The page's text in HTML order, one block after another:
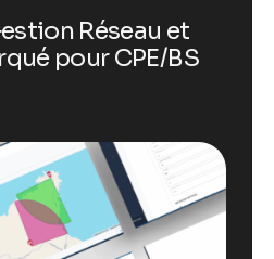
Réseau et
pour CPE/BS